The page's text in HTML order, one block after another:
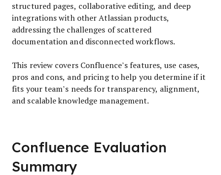
structured pages, collaborative editing, and deep
integrations with other Atlassian products,
addressing the challenges of scattered
documentation and disconnected workflows.
This review covers Confluence’s features, use cases,
pros and cons, and pricing to help you determine if it
fits your team’s needs for transparency, alignment,
and scalable knowledge management.
Confluence Evaluation
Summary